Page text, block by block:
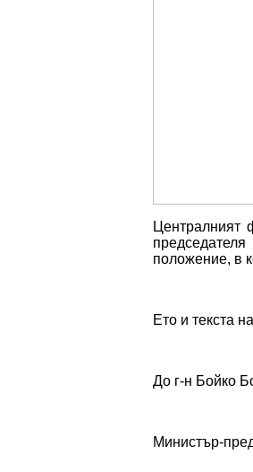
Централният
положение, в
Ето и текста
До г-н Бойко
Министър-